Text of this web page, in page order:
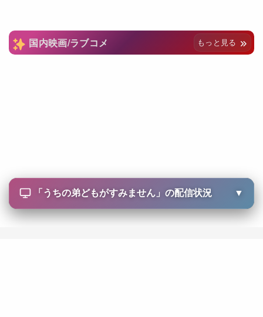
国内映画/ラブコメ もっと見る
「 うちの弟どもがすみません」の配信状況 ▼